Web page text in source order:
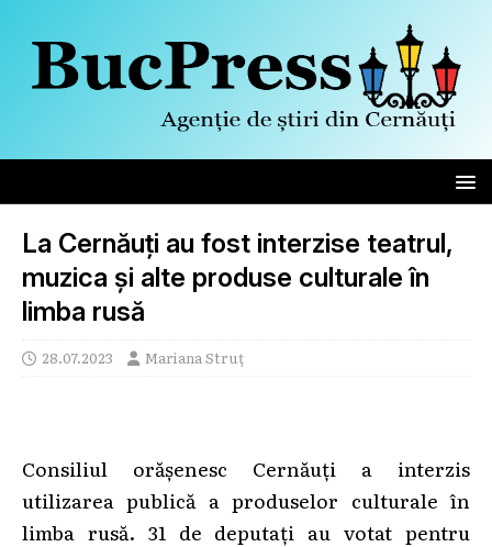
La Cernăuți au fost interzise teatrul,
muzica și alte produse culturale în
limba rusă
28.07.2023 Mariana Struț
Consiliul orășenesc Cernăuți a interzis
utilizarea publică a produselor culturale în
limba rusă. 31 de deputați au votat pentru